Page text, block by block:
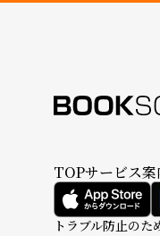
TOPサービス案
トラブル防止のた